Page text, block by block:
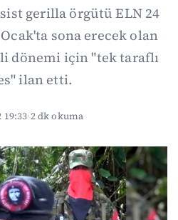
gerilla örgütü ELN 24
sona erecek olan
dönemi için "tek taraflı
ilan etti.
19:33·2 dk okuma